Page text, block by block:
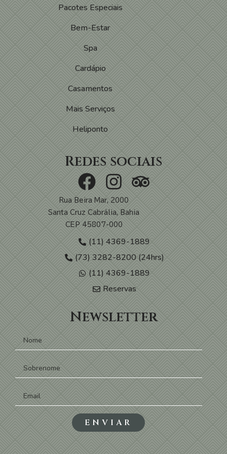
Pacotes Especiais
Bem-Estar
Spa
Cardápio
Casamentos
Mais Serviços
Heliponto
Redes sociais
Rua Beira Mar, 2000
Santa Cruz Cabrália, Bahia
CEP 45807-000
(11) 4369-1889
(73) 3282-8200 (24hrs)
(11) 4369-1889
Reservas
Newsletter
ENVIAR